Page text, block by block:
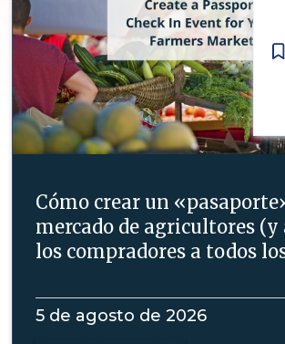
Cómo crear un
mercado de agricultores (y
los compradores a todos
5 de agosto de 2026